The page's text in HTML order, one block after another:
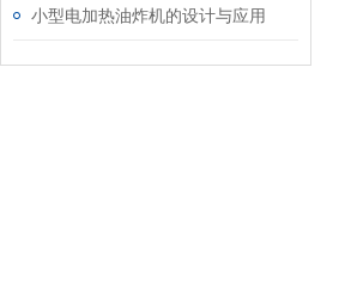
小型电加热油炸机的设计与应用